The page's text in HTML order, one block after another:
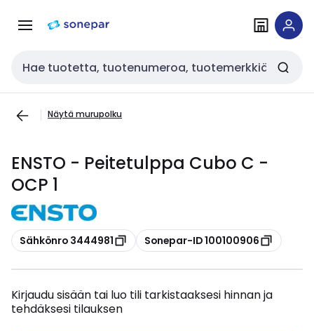
navigointiinsisältöön
Haku
Näytä murupolku
ENSTO - Peitetulppa Cubo C -
OCP 1
Kopioi
Sähkönro 3444981 Kopioi
Sonepar-ID 100100906
Kirjaudu sisään tai luo tili tarkistaaksesi hinnan ja
tehdäksesi tilauksen